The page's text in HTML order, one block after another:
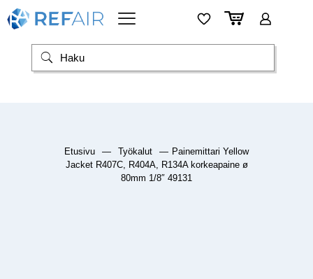
Etusivu — Työkalut — Painemittari Yellow
Jacket R407C, R404A, R134A korkeapaine ø
80mm 1/8″ 49131